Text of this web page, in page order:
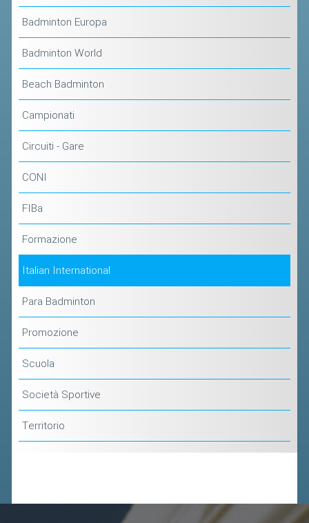
Badminton Europa
Badminton World
Beach Badminton
Campionati
Circuiti - Gare
CONI
FIBa
Formazione
Italian International
Para Badminton
Promozione
Scuola
Società Sportive
Territorio
GARE ED EVENTI
COMUNICATI
CLASSIFICHE NAZIONALI
UFFICIALI DI GARA
L'ATTIVITÀ
STAFF TECNICO